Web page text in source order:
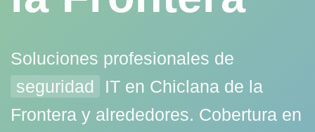
Soluciones profesionales de
seguridad
IT en Chiclana de la
Frontera y alrededores. Cobertura en